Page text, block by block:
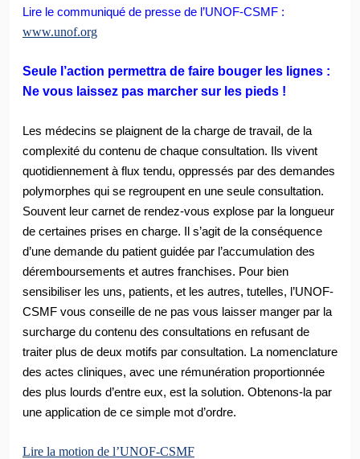
Lire le communiqué de presse de l’UNOF-CSMF :
www.unof.org
Seule l’action permettra de faire bouger les lignes :
Ne vous laissez pas marcher sur les pieds !
Les médecins se plaignent de la charge de travail, de la
complexité du contenu de chaque consultation. Ils vivent
quotidiennement à flux tendu, oppressés par des demandes
polymorphes qui se regroupent en une seule consultation.
Souvent leur carnet de rendez-vous explose par la longueur
de certaines prises en charge. Il s’agit de la conséquence
d’une demande du patient guidée par l’accumulation des
déremboursements et autres franchises. Pour bien
sensibiliser les uns, patients, et les autres, tutelles, l’UNOF-
CSMF vous conseille de ne pas vous laisser manger par la
surcharge du contenu des consultations en refusant de
traiter plus de deux motifs par consultation. La nomenclature
des actes cliniques, avec une rémunération proportionnée
des plus lourds d’entre eux, est la solution. Obtenons-la par
une application de ce simple mot d’ordre.
Lire la motion de l’UNOF-CSMF